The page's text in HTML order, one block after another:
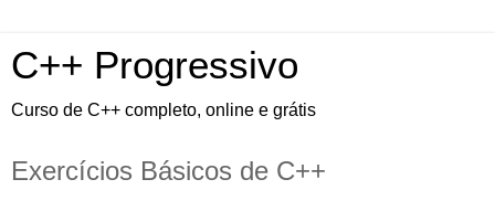
C++ Progressivo
Curso de C++ completo, online e grátis
Exercícios Básicos de C++